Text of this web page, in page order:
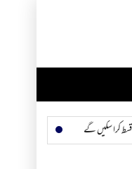
ڈاکٹر امجد ثاقب ہمارے چھپے ہیرو